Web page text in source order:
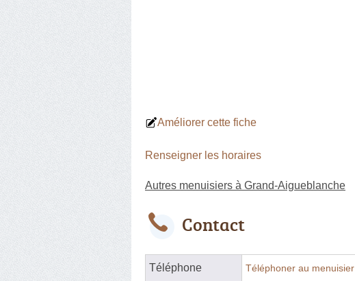
Améliorer cette fiche
Renseigner les horaires
Autres menuisiers à Grand-Aigueblanche
Contact
Téléphone Téléphoner au menuisier